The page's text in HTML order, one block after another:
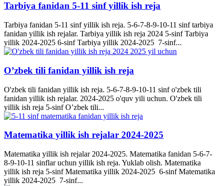
Tarbiya fanidan 5-11 sinf yillik ish reja
Tarbiya fanidan 5-11 sinf yillik ish reja. 5-6-7-8-9-10-11 sinf tarbiya
fanidan yillik ish rejalar. Tarbiya yillik ish reja 2024 5-sinf Tarbiya
yillik 2024-2025 6-sinf Tarbiya yillik 2024-2025 7-sinf...
O’zbek tili fanidan yillik ish reja
O'zbek tili fanidan yillik ish reja. 5-6-7-8-9-10-11 sinf o'zbek tili
fanidan yillik ish rejalar. 2024-2025 o'quv yili uchun. O'zbek tili
yillik ish reja 5-sinf O’zbek tili...
Matematika yillik ish rejalar 2024-2025
Matematika yillik ish rejalar 2024-2025. Matematika fanidan 5-6-7-
8-9-10-11 sinflar uchun yillik ish reja. Yuklab olish. Matematika
yillik ish reja 5-sinf Matematika yillik 2024-2025 6-sinf Matematika
yillik 2024-2025 7-sinf...